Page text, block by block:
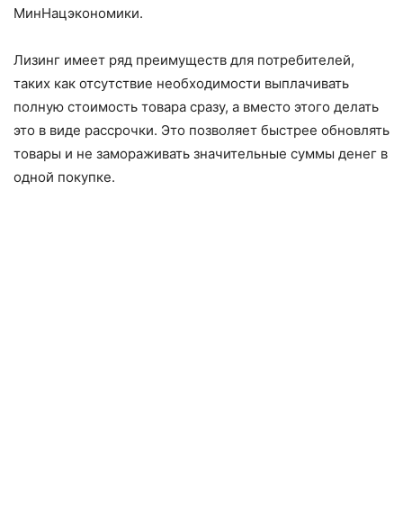
МинНацэкономики.
Лизинг имеет ряд преимуществ для потребителей,
таких как отсутствие необходимости выплачивать
полную стоимость товара сразу, а вместо этого делать
это в виде рассрочки. Это позволяет быстрее обновлять
товары и не замораживать значительные суммы денег в
одной покупке.